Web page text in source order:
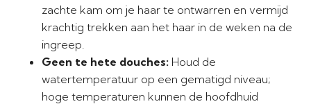
zachte kam om je haar te ontwarren en vermijd
krachtig trekken aan het haar in de weken na de
ingreep.
Geen te hete douches: Houd de
watertemperatuur op een gematigd niveau;
hoge temperaturen kunnen de hoofdhuid